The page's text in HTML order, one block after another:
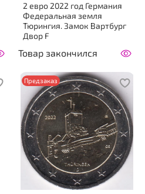
2 евро 2022 год Германия
Федеральная земля
Тюрингия. Замок Вартбург
Двор F
Товар закончился
Предзаказ